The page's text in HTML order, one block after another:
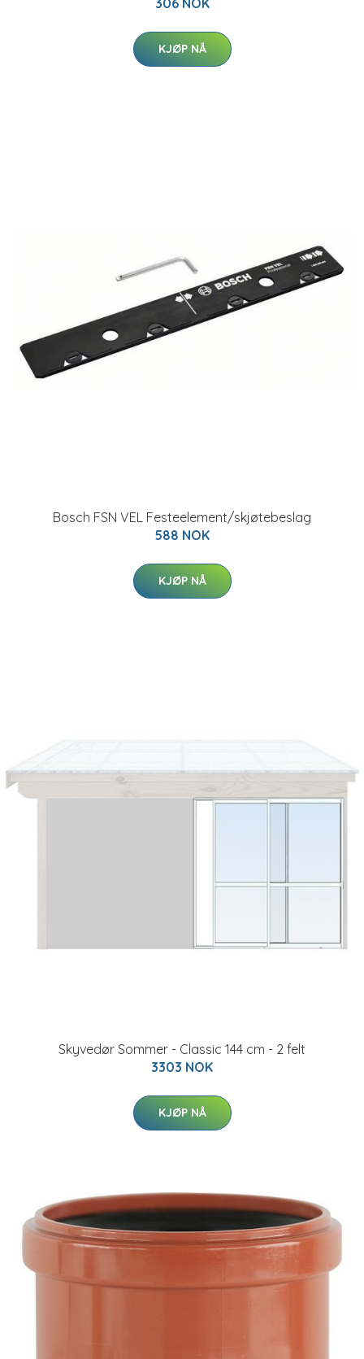
306 NOK
KJØP NÅ
Bosch FSN VEL Festeelement/skjøtebeslag
588 NOK
KJØP NÅ
Skyvedør Sommer - Classic 144 cm - 2 felt
3303 NOK
KJØP NÅ